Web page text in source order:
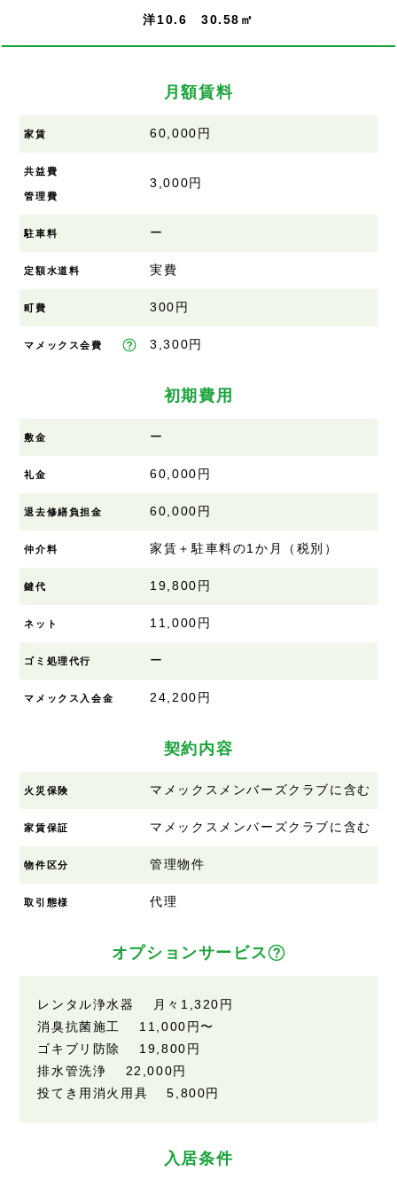
洋10.6 30.58㎡
月額賃料
家賃 60,000円
共益費
管理費
3,000円
駐車料 ー
定額水道料 実費
町費 300円
マメックス会費 3,300円
初期費用
敷金 ー
礼金 60,000円
退去修繕負担金 60,000円
仲介料 家賃＋駐車料の1か月（税別）
鍵代 19,800円
ネット 11,000円
ゴミ処理代行 ー
マメックス入会金 24,200円
契約内容
火災保険 マメックスメンバーズクラブに含む
家賃保証 マメックスメンバーズクラブに含む
物件区分 管理物件
取引態様 代理
オプションサービス
レンタル浄水器 月々 1,320円
消臭抗菌施工 11,000円〜
ゴキブリ防除 19,800円
排水管洗浄 22,000円
投てき用消火用具5,800円
入居条件